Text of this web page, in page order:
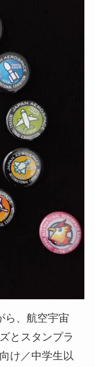
ら、航空宇宙
とスタンプラ
け／中学生以